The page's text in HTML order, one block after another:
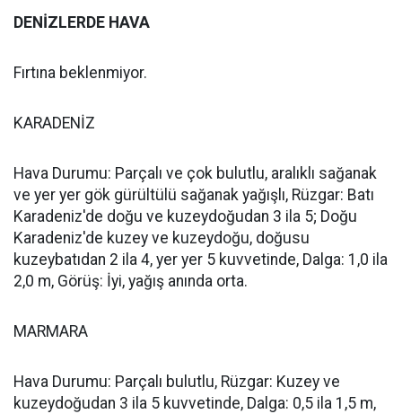
DENİZLERDE HAVA
Fırtına beklenmiyor.
KARADENİZ
Hava Durumu: Parçalı ve çok bulutlu, aralıklı sağanak
ve yer yer gök gürültülü sağanak yağışlı, Rüzgar: Batı
Karadeniz'de doğu ve kuzeydoğudan 3 ila 5; Doğu
Karadeniz'de kuzey ve kuzeydoğu, doğusu
kuzeybatıdan 2 ila 4, yer yer 5 kuvvetinde, Dalga: 1,0 ila
2,0 m, Görüş: İyi, yağış anında orta.
MARMARA
Hava Durumu: Parçalı bulutlu, Rüzgar: Kuzey ve
kuzeydoğudan 3 ila 5 kuvvetinde, Dalga: 0,5 ila 1,5 m,